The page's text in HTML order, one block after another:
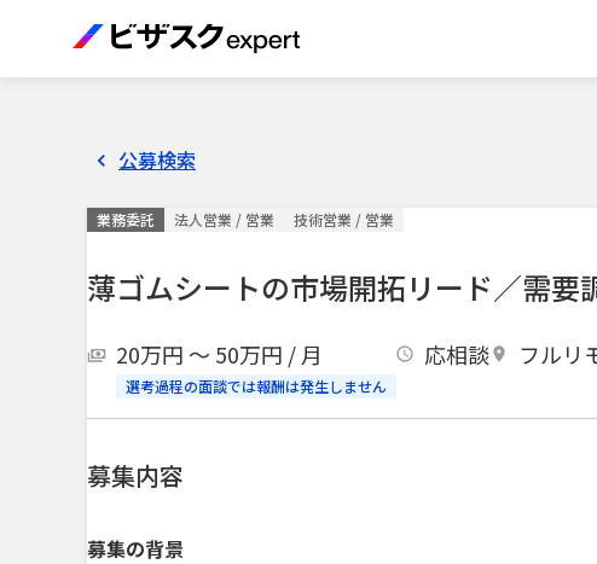
公募検索
業務委託 法人営業 / 営業 技術営業 / 営業
薄ゴムシートの市場開拓リード／需要
20万円 〜 50万円 / 月 応相談 フルリ
選考過程の面談では報酬は発生しません
募集内容
募集の背景